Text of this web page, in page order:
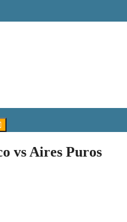
vs Aires Puros